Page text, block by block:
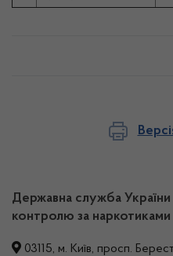
Державна служба України
контролю за наркотиками
03115, м. Київ, просп.